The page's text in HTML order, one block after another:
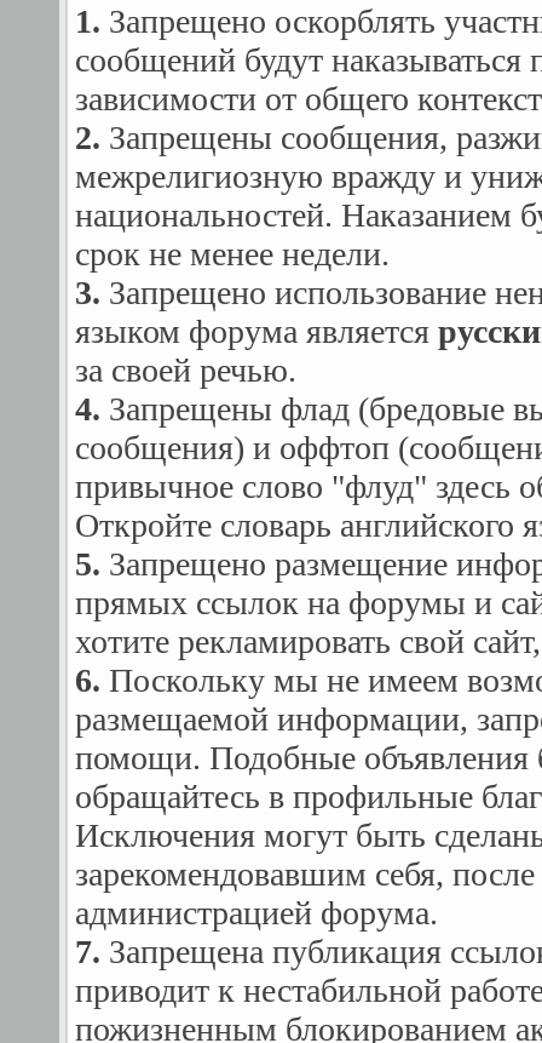
1. Запрещено оскорблять
сообщений будут
зависимости от общего
2. Запрещены сообщения,
межрелигиозную вражду и
национальностей. Наказанием
срок не менее недели.
3. Запрещено использование
языком форума является
за своей речью.
4. Запрещены флад (бредовые
сообщения) и оффтоп
привычное слово "флуд" здесь
Откройте словарь
5. Запрещено размещение
прямых ссылок на форумы и
хотите рекламировать свой
6. Поскольку мы не имеем
размещаемой информации,
помощи. Подобные объявления
обращайтесь в профильные
Исключения могут быть
зарекомендовавшим себя,
администрацией форума.
7. Запрещена публикация
приводит к нестабильной
пожизненным блокированием